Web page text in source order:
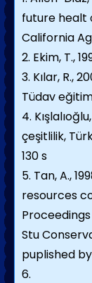
future healt
California
2. Ekim, T.,
3. Kılar, R.,
Tüdav
4.
çeşitlilik,
130 s
5. Tan, A.,
resources
Stu
puplished
6.